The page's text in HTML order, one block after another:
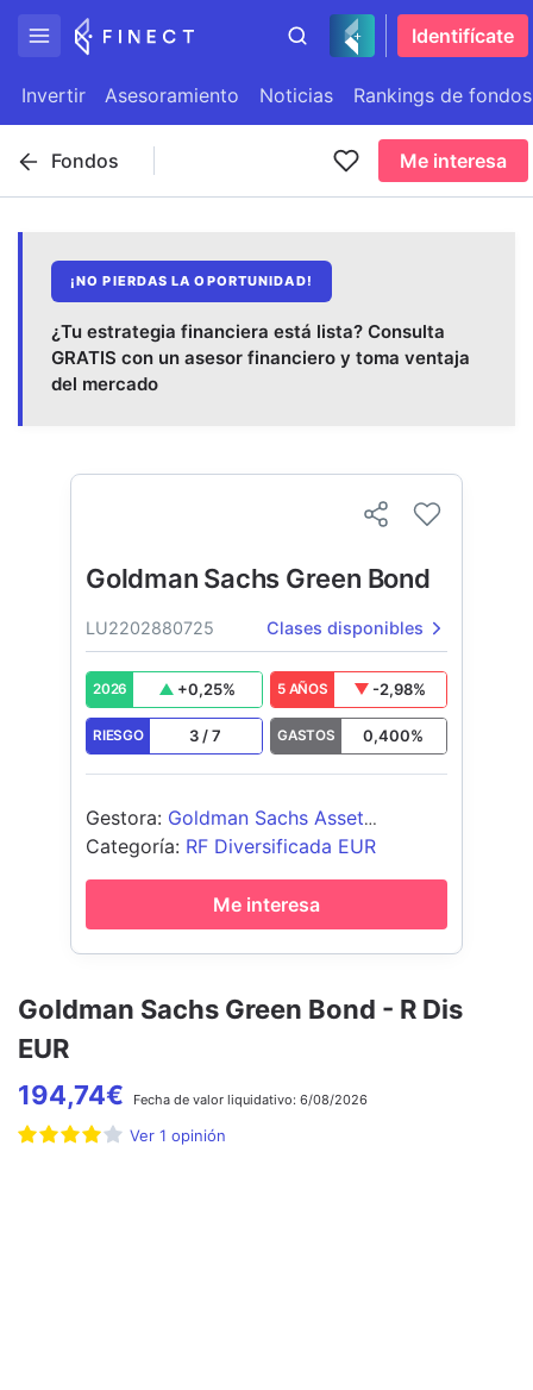
Identifícate
Invertir Asesoramiento Noticias Rankings de fondos
Fondos Me interesa
¡NO PIERDAS LA OPORTUNIDAD!
¿Tu estrategia financiera está lista? Consulta
GRATIS con un asesor financiero y toma ventaja
del mercado
Goldman Sachs Green Bond - R Dis
EUR
194,74€ Fecha de valor liquidativo: 6/08/2026
Ver 1 opinión
Goldman Sachs Green Bond
LU2202880725 Clases disponibles
2026 +0,25% 5 AÑOS -2,98%
RIESGO 3 /7 GASTOS 0,400%
Gestora: Goldman Sachs Asset
Management B.V.
Categoría: RF Diversificada EUR
Me interesa